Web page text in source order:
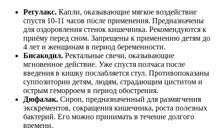
Регулакс. Капли, оказывающие мягкое воздействие
спустя 10-11 часов после применения. Предназначены
для оздоровления стенок кишечника. Рекомендуются к
приёму перед сном. Запрещены к применению детям до
4 лет и женщинам в период беременности.
Бисакодил. Ректальные свечи, оказывающие
мгновенное действие. Уже спустя полчаса после
введения в кишку послабляется стул. Противопоказаны
суппозитории детям, людям, страдающим циститом и
острым геморроем в период обострения.
Дюфалак. Сироп, предназначенный для размягчения
экскрементов, сокращения кишечника, роста полезных
бактерий. Его можно принимать в течение долгого
времени.